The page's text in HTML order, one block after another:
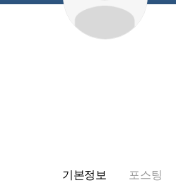
기본정보 포스팅